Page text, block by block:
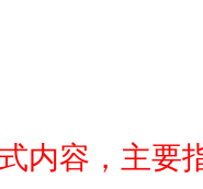
内容，主要